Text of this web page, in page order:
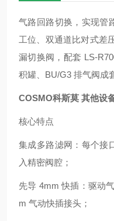
气路回路切换，实现管
工位、双通道比对式差
漏切换阀，配套 LS-
积罐、BU/G3 排气阀成
COSMO科斯莫 其他设
核心特点
集成多路滤网：每个接
入精密阀腔；
先导 4mm 快插：驱动
m 气动快插接头；